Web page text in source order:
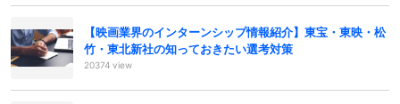
【映画業界のインターンシップ情報紹介】東宝・東映・松
竹・東北新社の知っておきたい選考対策
20374 view